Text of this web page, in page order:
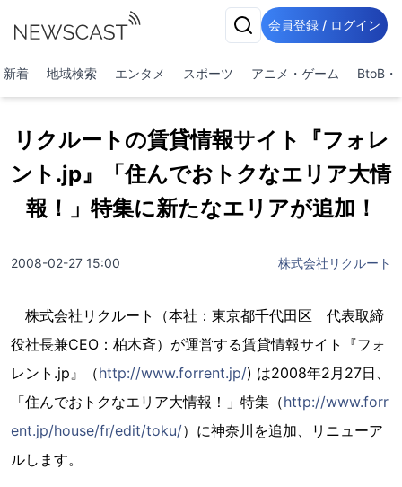
会員登録 / ログイン
新着 地域検索 エンタメ スポーツ アニメ・ゲーム BtoB・
リクルートの賃貸情報サイト『フォレ
ント.jp』「住んでおトクなエリア大情
報！」特集に新たなエリアが追加！
2008-02-27 15:00 株式会社リクルート
株式会社リクルート（本社：東京都千代田区 代表取締
役社長兼CEO：柏木斉）が運営する賃貸情報サイト『フォ
レント.jp』（http://www.forrent.jp/) は2008年2月27日、
「住んでおトクなエリア大情報！」特集（http://www.forr
ent.jp/house/fr/edit/toku/）に神奈川を追加、リニューア
ルします。